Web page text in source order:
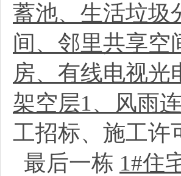
蓄池、生活垃圾
间、邻里共享空
房、有线电视光
架空层1、风雨
工招标、施工许
最后一栋 1#住